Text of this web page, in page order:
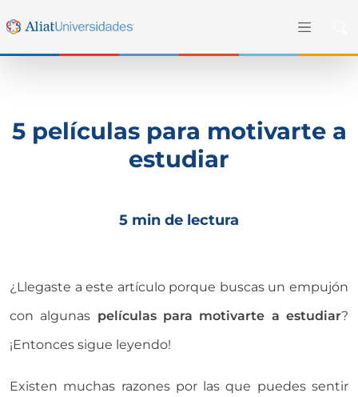
5 películas para motivarte a
estudiar
5 min de lectura
¿Llegaste a este artículo porque buscas un empujón
con algunas películas para motivarte a estudiar?
¡Entonces sigue leyendo!
Existen muchas razones por las que puedes sentir